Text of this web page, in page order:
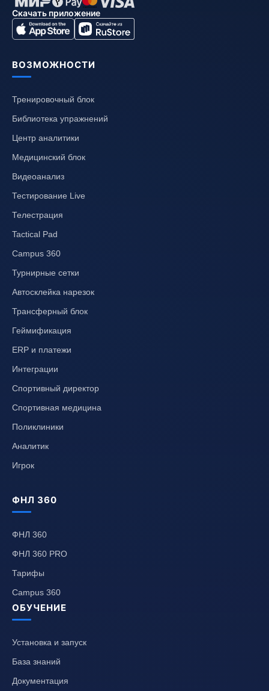
Скачать приложение
ВОЗМОЖНОСТИ
Тренировочный блок
Библиотека упражнений
Центр аналитики
Медицинский блок
Видеоанализ
Тестирование Live
Телестрация
Tactical Pad
Campus 360
Турнирные сетки
Автосклейка нарезок
Трансферный блок
Геймификация
ERP и платежи
Интеграции
Спортивный директор
Спортивная медицина
Поликлиники
Аналитик
Игрок
ФНЛ 360
ФНЛ 360
ФНЛ 360 PRO
Тарифы
Campus 360
ОБУЧЕНИЕ
Установка и запуск
База знаний
Документация